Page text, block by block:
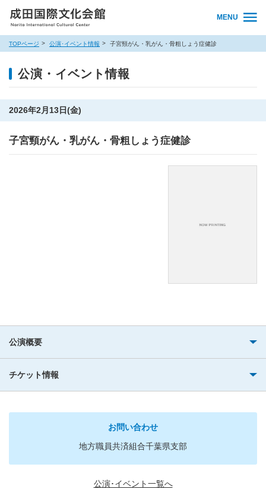
MENU
TOPページ 公演･イベント情報 子宮頸がん・乳がん・骨粗しょう症健診
公演・イベント情報
2026年2月13日(金)
子宮頸がん・乳がん・骨粗しょう症健診
公演概要
チケット情報
お問い合わせ
地方職員共済組合千葉県支部
公演･イベント一覧へ